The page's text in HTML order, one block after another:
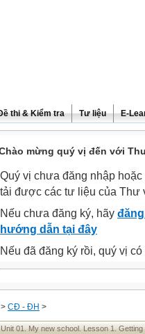
thi & Kiểm tra Tư liệu E-
mừng quý vị đến với
Quý vị chưa đăng nhập
tải được các tư liệu của Thư
Nếu chưa đăng ký, hãy
hướng dẫn tại đây
Nếu đã đăng ký rồi, quý vị
> CĐ - ĐH >
Unit 01. My new school. Lesson 1. Getting